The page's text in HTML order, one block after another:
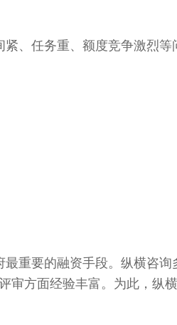
、任务重、额度竞争激烈
重要的融资手段。纵横咨询
审方面经验丰富。为此，纵